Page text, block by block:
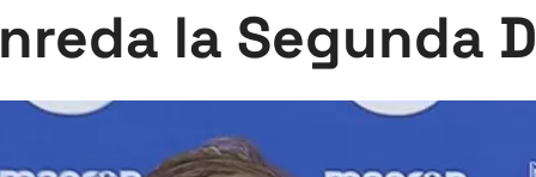
la Segunda